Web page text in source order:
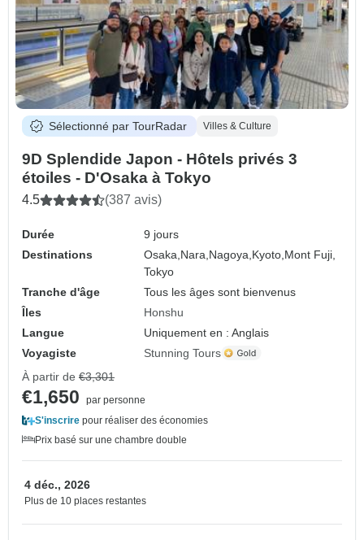
Sélectionné par TourRadar Villes & Culture
9D Splendide Japon - Hôtels privés 3
étoiles - D'Osaka à Tokyo
4.5 (387 avis)
Durée
9 jours
Destinations
Osaka, Nara, Nagoya, Kyoto, Mont Fuji,
Tokyo
Tranche d'âge
Tous les âges sont bienvenus
Îles
Honshu
Langue
Uniquement en : Anglais
Voyagiste
Stunning Tours
À partir de €3,301
€1,650
par personne
S'inscrire pour réaliser des économies
Prix basé sur une chambre double
4 déc., 2026
Plus de 10 places restantes